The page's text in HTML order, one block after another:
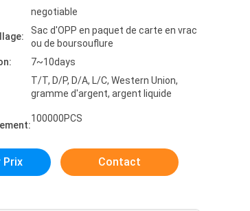
negotiable
Sac d'OPP en paquet de carte en vrac
ou de boursouflure
7~10days
T/T, D/P, D/A, L/C, Western Union,
gramme d'argent, argent liquide
100000PCS
Prix Contact